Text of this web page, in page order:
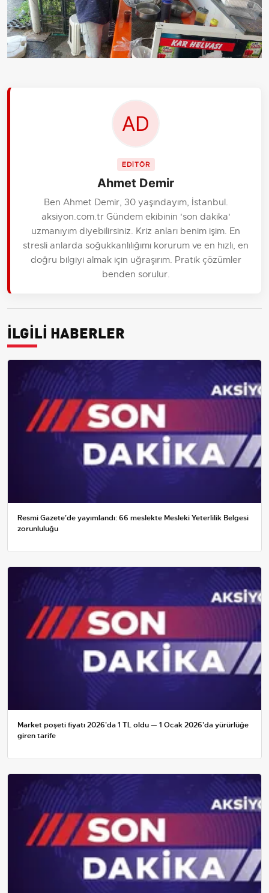
EDİTÖR
Ahmet Demir
Ben Ahmet Demir, 30 yaşındayım, İstanbul.
aksiyon.com.tr Gündem ekibinin 'son dakika'
uzmanıyım diyebilirsiniz. Kriz anları benim işim. En
stresli anlarda soğukkanlılığımı korurum ve en hızlı, en
doğru bilgiyi almak için uğraşırım. Pratik çözümler
benden sorulur.
İLGİLİ HABERLER
Resmi Gazete'de yayımlandı: 66 meslekte Mesleki Yeterlilik Belgesi
zorunluluğu
Market poşeti fiyatı 2026'da 1 TL oldu — 1 Ocak 2026'da yürürlüğe
giren tarife